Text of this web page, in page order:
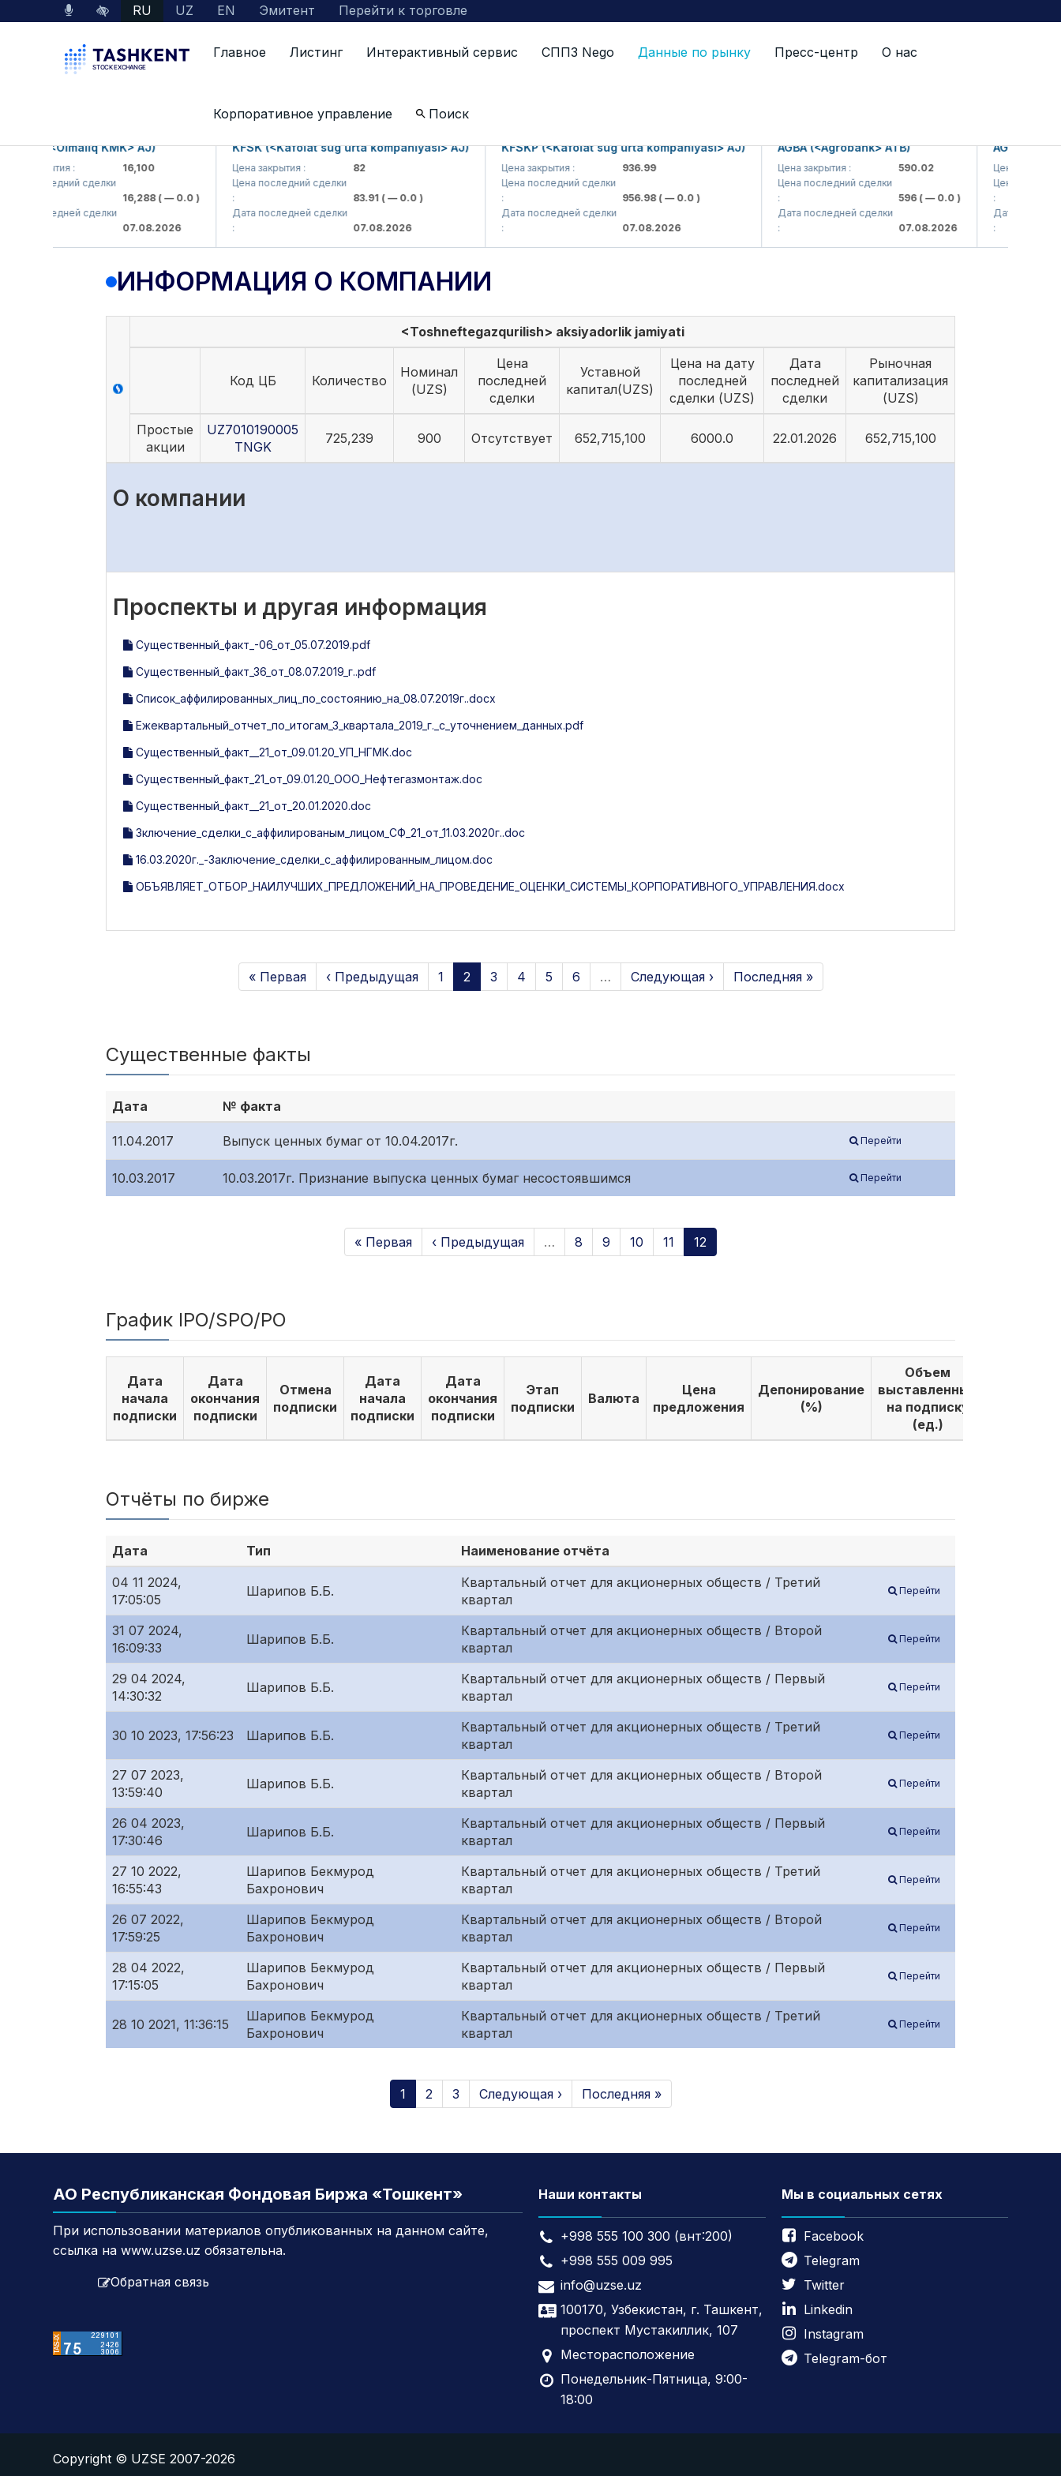
RU UZ EN Эмитент Перейти к торговле
Главное Листинг Интерактивный сервис СППЗ Nego Данные по рынку Пресс-центр О нас
Корпоративное управление Поиск
Информация о компании
(<Olmaliq KMK> AJ)
закрытия :
16,100
последний сделки
16,288( — 0.0 )
последней сделки
07.08.2026
KFSK (<Kafolat sug'urta kompaniyasi> AJ)
Цена закрытия :
Цена последний сделки
83.91( — 0.0 )
Дата последней сделки
07.08.2026
KFSKP (<Kafolat sug'urta kompaniyasi> AJ)
Цена закрытия :
936.99
Цена последний сделки
956.98( — 0.0 )
Дата последней сделки
07.08.2026
AGBA (<Agrobank> ATB)
Цена закрытия :
590.02
Цена последний сделки
596( — 0.0 )
Дата последней сделки
07.08.2026
AGBAP
Цена закрытия :
Цена последний
Дата последней
ИНФОРМАЦИЯ О КОМПАНИИ
<Toshneftegazqurilish> aksiyadorlik jamiyati
Код ЦБ Количество
Номинал
(UZS)
Цена
последней
сделки
Уставной
капитал(UZS)
Цена на дату
последней
сделки (UZS)
Дата
последней
сделки
Рыночная
капитализация
(UZS)
Простые
акции
UZ7010190005
TNGK
725,239 900 Отсутствует 652,715,100 6000.0 22.01.2026 652,715,100
О компании
Проспекты и другая информация
Существенный_факт_-06_от_05.07.2019.pdf
Существенный_факт_36_от_08.07.2019_г..pdf
Список_аффилированных_лиц_по_состоянию_на_08.07.2019г..docx
Ежеквартальный_отчет_по_итогам_3_квартала_2019_г._с_уточнением_данных.pdf
Существенный_факт__21_от_09.01.20_УП_НГМК.doc
Существенный_факт_21_от_09.01.20_ООО_Нефтегазмонтаж.doc
Существенный_факт__21_от_20.01.2020.doc
Зключение_сделки_с_аффилированым_лицом_СФ_21_от_11.03.2020г..doc
16.03.2020г._-Заключение_сделки_с_аффилированным_лицом.doc
ОБЪЯВЛЯЕТ_ОТБОР_НАИЛУЧШИХ_ПРЕДЛОЖЕНИЙ_НА_ПРОВЕДЕНИЕ_ОЦЕНКИ_СИСТЕМЫ_КОРПОРАТИВНОГО_УПРАВЛЕНИЯ.docx
« Первая ‹ Предыдущая 1 2 3 4 5 6 … Следующая › Последняя »
Существенные факты
Дата № факта
11.04.2017 Выпуск ценных бумаг от 10.04.2017г. Перейти
10.03.2017 10.03.2017г. Признание выпуска ценных бумаг несостоявшимся Перейти
« Первая ‹ Предыдущая … 8 9 10 11 12
График IPO/SPO/PO
Дата
начала
подписки
Дата
окончания
подписки
Отмена
подписки
Дата
начала
подписки
Дата
окончания
подписки
Этап
подписки
Валюта
Цена
предложения
Депонирование
(%)
Объем
выставленных
на подписку
(ед.)
Отчёты по бирже
Дата Тип
Наименование отчёта
04 11 2024,
17:05:05
Шарипов Б.Б.
Квартальный отчет для акционерных обществ / Третий
квартал
Перейти
31 07 2024,
16:09:33
Шарипов Б.Б.
Квартальный отчет для акционерных обществ / Второй
квартал
Перейти
29 04 2024,
14:30:32
Шарипов Б.Б.
Квартальный отчет для акционерных обществ / Первый
квартал
Перейти
30 10 2023, 17:56:23 Шарипов Б.Б.
Квартальный отчет для акционерных обществ / Третий
квартал
Перейти
27 07 2023,
13:59:40
Шарипов Б.Б.
Квартальный отчет для акционерных обществ / Второй
квартал
Перейти
26 04 2023,
17:30:46
Шарипов Б.Б.
Квартальный отчет для акционерных обществ / Первый
квартал
Перейти
27 10 2022,
16:55:43
Шарипов Бекмурод
Бахронович
Квартальный отчет для акционерных обществ / Третий
квартал
Перейти
26 07 2022,
17:59:25
Шарипов Бекмурод
Бахронович
Квартальный отчет для акционерных обществ / Второй
квартал
Перейти
28 04 2022,
17:15:05
Шарипов Бекмурод
Бахронович
Квартальный отчет для акционерных обществ / Первый
квартал
Перейти
28 10 2021, 11:36:15
Шарипов Бекмурод
Бахронович
Квартальный отчет для акционерных обществ / Третий
квартал
Перейти
1 2 3 Следующая › Последняя »
АО Республиканская Фондовая Биржа «Тошкент»
При использовании материалов опубликованных на данном сайте,
ссылка на www.uzse.uz обязательна.
Обратная связь
Наши контакты
+998 555 100 300 (внт:200)
+998 555 009 995
info@uzse.uz
100170, Узбекистан, г. Ташкент,
проспект Мустакиллик, 107
Месторасположение
Понедельник-Пятница, 9:00-
18:00
Мы в социальных сетях
Facebook
Telegram
Twitter
Linkedin
Instagram
Telegram-бот
Copyright © UZSE 2007-2026